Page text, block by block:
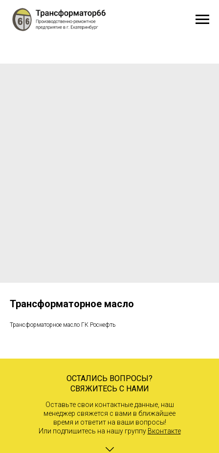
Трансформаторное масло
Трансформаторное масло ГК Роснефть
ОСТАЛИСЬ ВОПРОСЫ?
СВЯЖИТЕСЬ С НАМИ
Оставьте свои контактные данные, наш
менеджер свяжется с вами в ближайшее
время и ответит на ваши вопросы!
Или подпишитесь на нашу группу Вконтакте